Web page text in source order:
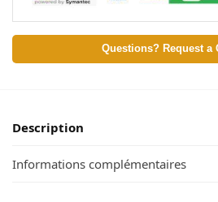
Questions? Request a
Description
Informations complémentaires